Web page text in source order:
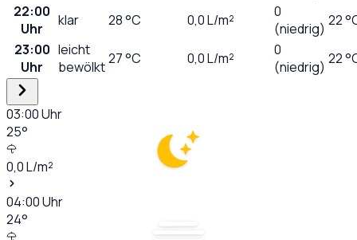
22:00
Uhr
klar 28°C 0,0L/m²
0
(niedrig) 22
23:00
Uhr
leicht
bewölkt27°C 0,0L/m²
0
(niedrig) 22
03:00Uhr
25°
0,0L/m²
04:00Uhr
24°